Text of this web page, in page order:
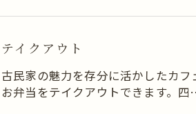
テイクアウト
古民家の魅力を存分に活かしたカフ
お弁当をテイクアウトできます。